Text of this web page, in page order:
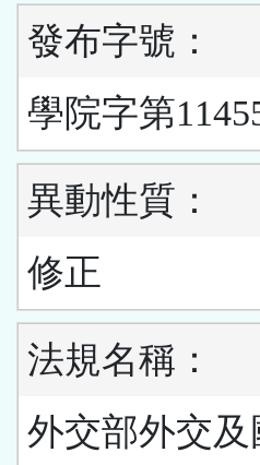
發布字號：
學院字第
異動性質：
修正
法規名稱：
外交部外交